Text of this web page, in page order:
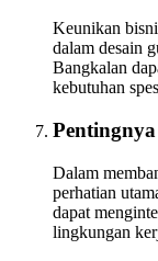
Keunikan
dalam desain
Bangkalan
kebutuhan
Dalam
perhatian
dapat
lingkungan